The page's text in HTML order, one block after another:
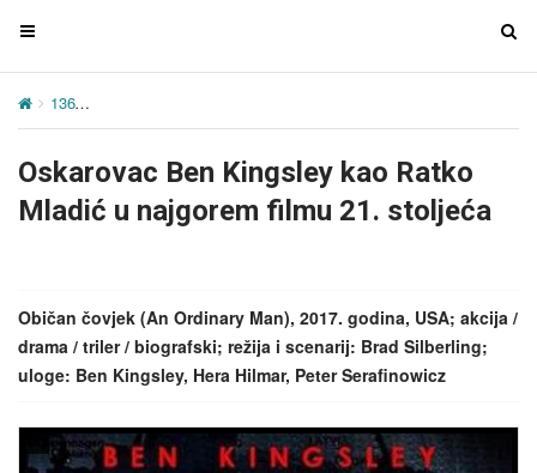
T
g
e
n
g
a
t
o
n
T
g
o
136
Oskarovac Ben Kingsley kao Ratko
Mladić u najgorem filmu 21. stoljeća
Običan čovjek (An Ordinary Man), 2017. godina, USA; akcija /
drama / triler / biografski; režija i scenarij: Brad Silberling;
uloge: Ben Kingsley, Hera Hilmar, Peter Serafinowicz